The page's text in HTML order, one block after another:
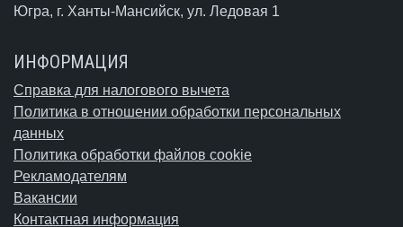
Югра, г. Ханты-Мансийск, ул. Ледовая 1
ИНФОРМАЦИЯ
Справка для налогового вычета
Политика в отношении обработки персональных
данных
Политика обработки файлов cookie
Рекламодателям
Вакансии
Контактная информация